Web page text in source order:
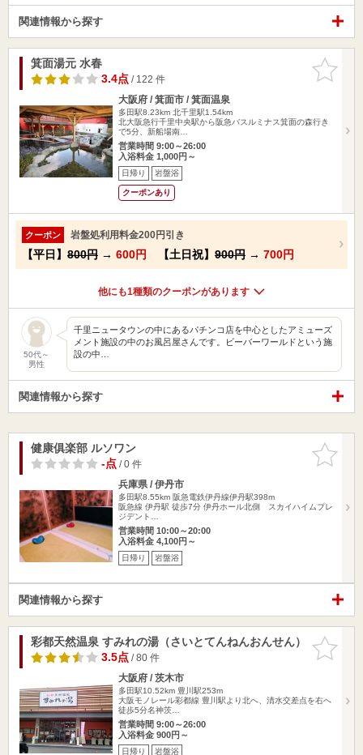
関連情報から探す
お気に入
りに追加
箕面湯元 水春
3.4点/ 122 件
大阪府 / 箕面市 / 箕面温泉
多田駅8.23km 北千里駅1.54km
北大阪急行千里中央駅から阪急バスルミナス箕面の森行き
で5分、新船場南…
営業時間 9:00～26:00
入浴料金 1,000円～
日帰り 岩盤浴
クーポンあり
クーポン 岩盤処利用料金200円引き
【平日】 800円 → 600円 【土日祝】 900円 → 700円
他にも1種類のクーポンがあります
50代～
男性
千里ニュータウンの中にあるパチンコ店を中心としたアミューズ
メント施設の中のお風呂屋さんです。ビーバーワールドという施
設の中…
関連情報から探す
お気に入
りに追加
健康俱楽部 ルソワン
-点/ 0 件
兵庫県 / 伊丹市
多田駅8.55km 阪急電鉄伊丹線伊丹駅398m
阪急線 伊丹駅 徒歩7分 伊丹ホール北側 スカイハイムプレ
ジデント…
営業時間 10:00～20:00
入浴料金 4,100円～
日帰り 岩盤浴
関連情報から探す
お気に入
りに追加
彩都天然温泉 すみれの湯（さいとてんねんおんせん）
3.5点/ 80 件
大阪府 / 茨木市
多田駅10.52km 豊川駅253m
大阪モノレール彩都線 豊川駅より北へ、清水交差点を右へ
徒歩5分名神茨…
営業時間 9:00～26:00
入浴料金 900円～
日帰り 岩盤浴